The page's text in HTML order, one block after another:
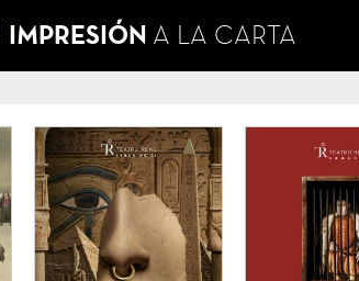
IMPRESIÓN A LA CARTA